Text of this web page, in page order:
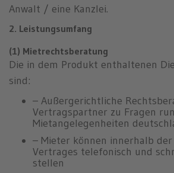
Anwalt / eine Kanzlei.
2. Leistungsumfang
(1) Mietrechtsberatung
Die in dem Produkt enthaltenen
sind:
– Außergerichtliche
Vertragspartner zu Fragen
Mietangelegenheiten
– Mieter können innerhalb
Vertrages telefonisch und
stellen